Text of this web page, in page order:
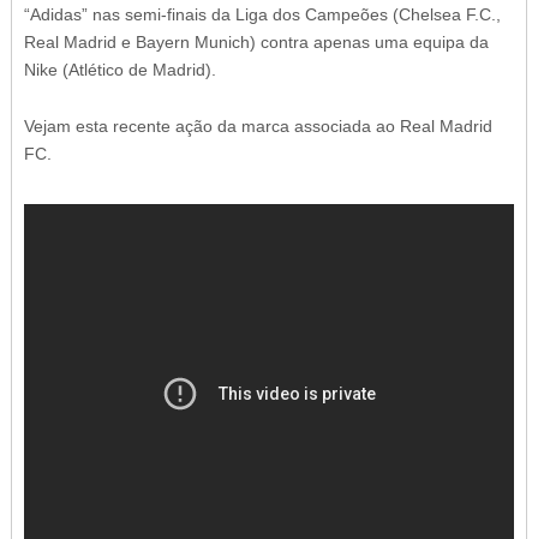
“Adidas” nas semi-finais da Liga dos Campeões (Chelsea F.C.,
Real Madrid e Bayern Munich) contra apenas uma equipa da
Nike (Atlético de Madrid).
Vejam esta recente ação da marca associada ao Real Madrid
FC.